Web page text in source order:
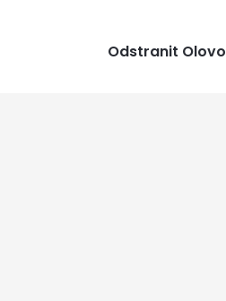
Odstranit Olovo